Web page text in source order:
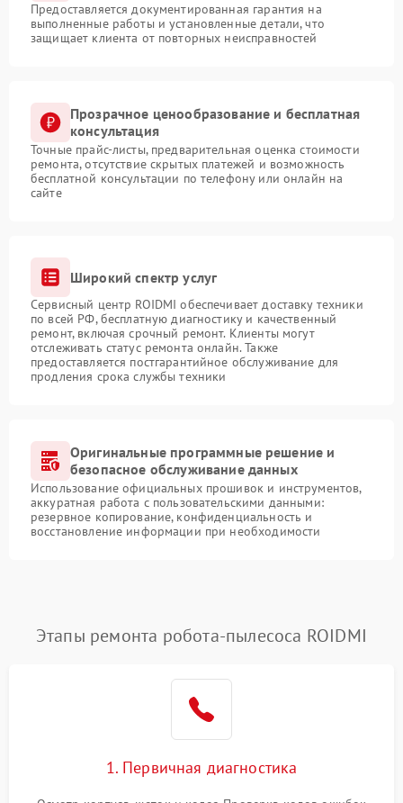
Предоставляется документированная гарантия на
выполненные работы и установленные детали, что
защищает клиента от повторных неисправностей
Прозрачное ценообразование и бесплатная
консультация
Точные прайс-листы, предварительная оценка стоимости
ремонта, отсутствие скрытых платежей и возможность
бесплатной консультации по телефону или онлайн на
сайте
Широкий спектр услуг
Сервисный центр ROIDMI обеспечивает доставку техники
по всей РФ, бесплатную диагностику и качественный
ремонт, включая срочный ремонт. Клиенты могут
отслеживать статус ремонта онлайн. Также
предоставляется постгарантийное обслуживание для
продления срока службы техники
Оригинальные программные решение и
безопасное обслуживание данных
Использование официальных прошивок и инструментов,
аккуратная работа с пользовательскими данными:
резервное копирование, конфиденциальность и
восстановление информации при необходимости
Этапы ремонта робота-пылесоса ROIDMI
1. Первичная диагностика